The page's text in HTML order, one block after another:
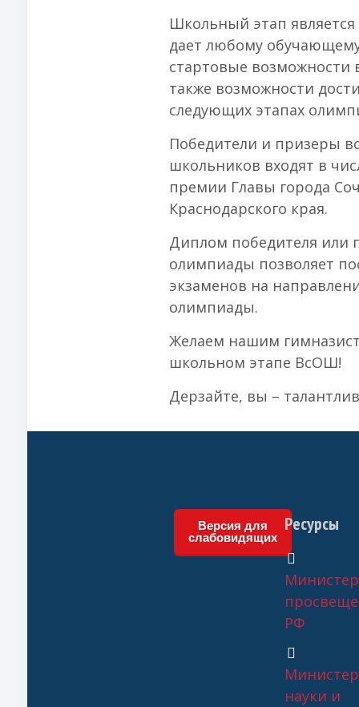
Школьный этап
дает любому
стартовые
также возможности
следующих этапах
Победители и призеры
школьников входят в
премии Главы города
Краснодарского края.
Диплом победителя или
олимпиады позволяет
экзаменов на
олимпиады.
Желаем нашим
школьном этапе ВсОШ!
Дерзайте, вы –
Версия для
слабовидящих
Ресурсы
РФ
науки и